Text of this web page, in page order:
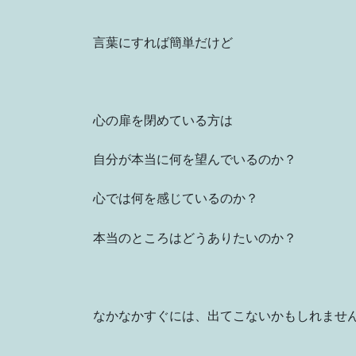
言葉にすれば簡単だけど
心の扉を閉めている方は
自分が本当に何を望んでいるのか？
心では何を感じているのか？
本当のところはどうありたいのか？
なかなかすぐには、出てこないかもしれませ